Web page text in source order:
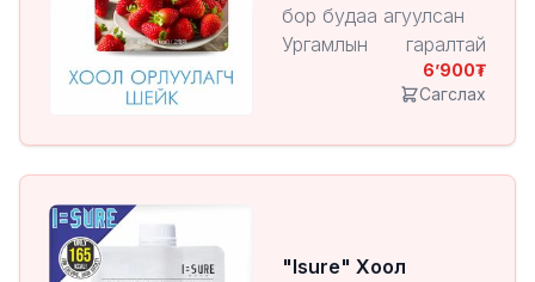
бор будаа агуулсан
Ургамлын гаралтай
сүүн хүчлийн бактери
6’900
Сагслах
"Isure" Хоол